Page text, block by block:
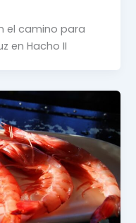
el camino para
en Hacho II